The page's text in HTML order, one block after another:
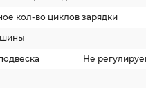
кол-во циклов зарядки
Не